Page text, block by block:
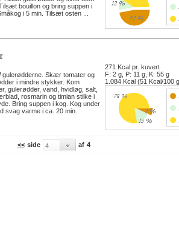
bouillon og bring suppen i
i 5 min. Tilsæt osten ...
gulerødderne. Skær tomater og
i mindre stykker. Kom
gulerødder, vand, hvidløg, salt,
rosmarin og timian stilke i
Bring suppen i kog. Kog under
svag varme i ca. 20 min.
271 Kcal pr. kuvert
F: 2 g, P: 11 g, K: 55 g
1.084 Kcal (51 Kcal/100
<< side af 4